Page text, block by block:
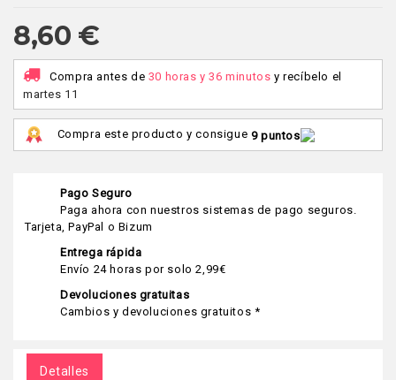
8,60 €
Compra antes de 30 horas y 36 minutos y recíbelo el
martes 11
Compra este producto y consigue 9 puntos
Pago Seguro
Paga ahora con nuestros sistemas de pago seguros.
Tarjeta, PayPal o Bizum
Entrega rápida
Envío 24 horas por solo 2,99€
Devoluciones gratuitas
Cambios y devoluciones gratuitos *
Detalles